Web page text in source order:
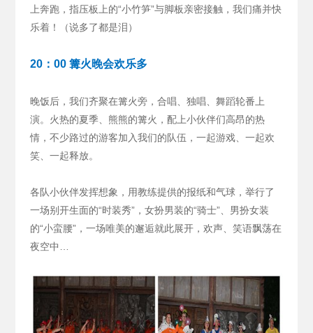
上奔跑，指压板上的“小竹笋”与脚板亲密接触，我们痛并快
乐着！（说多了都是泪）
20：00 篝火晚会欢乐多
晚饭后，我们齐聚在篝火旁，合唱、独唱、舞蹈轮番上
演。火热的夏季、熊熊的篝火，配上小伙伴们高昂的热
情，不少路过的游客加入我们的队伍，一起游戏、一起欢
笑、一起释放。
各队小伙伴发挥想象，用教练提供的报纸和气球，举行了
一场别开生面的“时装秀”，女扮男装的“骑士”、男扮女装
的“小蛮腰”，一场唯美的邂逅就此展开，欢声、笑语飘荡在
夜空中…